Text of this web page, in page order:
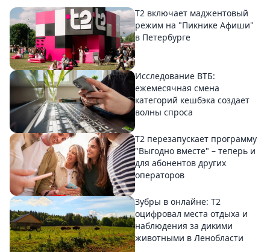
Т2 включает маджентовый
режим на "Пикнике Афиши"
в Петербурге
Исследование ВТБ:
ежемесячная смена
категорий кешбэка создает
волны спроса
Т2 перезапускает программу
"Выгодно вместе" – теперь и
для абонентов других
операторов
Зубры в онлайне: Т2
оцифровал места отдыха и
наблюдения за дикими
животными в Ленобласти